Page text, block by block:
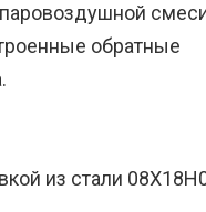
обратные
из стали